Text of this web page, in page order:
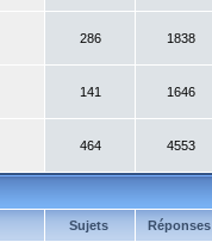
286 1838
141 1646
464 4553
Sujets Réponses